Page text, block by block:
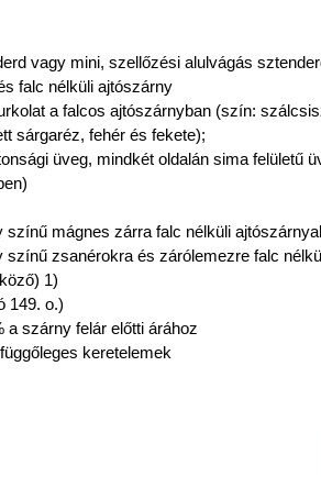
vagy mini, szellőzési alulvágás
falc nélküli ajtószárny
a falcos ajtószárnyban (szín:
sárgaréz, fehér és fekete);
üveg, mindkét oldalán sima felületű
színű mágnes zárra falc nélküli
színű zsanérokra és zárólemezre falc
1)
149. o.)
a szárny felár előtti árához
keretelemek